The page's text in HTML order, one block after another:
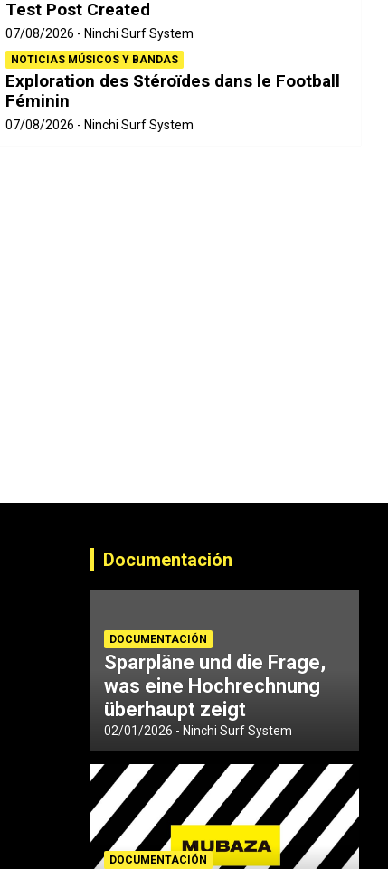
Test Post Created
07/08/2026 Ninchi Surf System
NOTICIAS MÚSICOS Y BANDAS
Exploration des Stéroïdes dans le Football
Féminin
07/08/2026 Ninchi Surf System
Documentación
DOCUMENTACIÓN
Sparpläne und die Frage,
was eine Hochrechnung
überhaupt zeigt
02/01/2026 Ninchi Surf System
DOCUMENTACIÓN